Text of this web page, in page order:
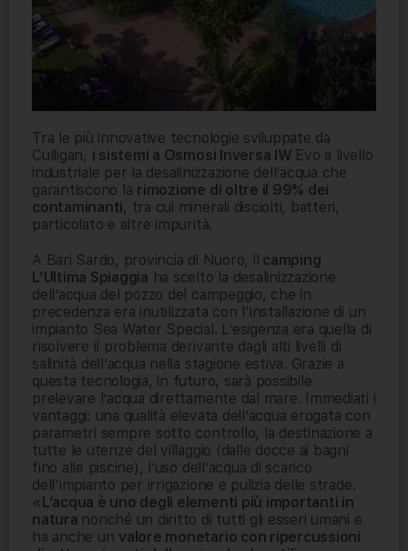
Tra le più innovative tecnologie sviluppate da
Culligan, i sistemi a Osmosi Inversa IW Evo a livello
industriale per la desalinizzazione dell’acqua che
garantiscono la rimozione di oltre il 99% dei
contaminanti, tra cui minerali disciolti, batteri,
particolato e altre impurità.
A Bari Sardo, provincia di Nuoro, il camping
L’Ultima Spiaggia ha scelto la desalinizzazione
dell’acqua del pozzo del campeggio, che in
precedenza era inutilizzata con l’installazione di un
impianto Sea Water Special. L’esigenza era quella di
risolvere il problema derivante dagli alti livelli di
salinità dell’acqua nella stagione estiva. Grazie a
questa tecnologia, in futuro, sarà possibile
prelevare l’acqua direttamente dal mare. Immediati i
vantaggi: una qualità elevata dell’acqua erogata con
parametri sempre sotto controllo, la destinazione a
tutte le utenze del villaggio (dalle docce ai bagni
fino alle piscine), l’uso dell’acqua di scarico
dell’impianto per irrigazione e pulizia delle strade.
«L’acqua è uno degli elementi più importanti in
natura nonché un diritto di tutti gli esseri umani e
ha anche un valore monetario con ripercussioni